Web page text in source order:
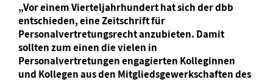
„Vor einem Vierteljahrhundert hat sich der dbb
entschieden, eine Zeitschrift für
Personalvertretungsrecht anzubieten. Damit
sollten zum einen die vielen in
Personalvertretungen engagierten Kolleginnen
und Kollegen aus den Mitgliedsgewerkschaften des